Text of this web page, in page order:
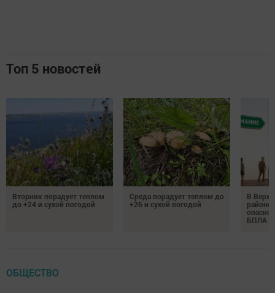
Топ 5 новостей
Вторник порадует теплом
до +24 и сухой погодой
Среда порадует теплом до
+26 и сухой погодой
В
районе
БПЛА
ОБЩЕСТВО